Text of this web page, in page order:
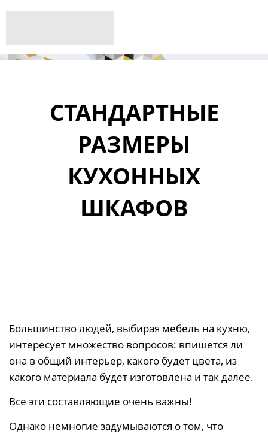
СТАНДАРТНЫЕ
РАЗМЕРЫ
КУХОННЫХ
ШКАФОВ
Большинство людей, выбирая мебель на кухню,
интересует множество вопросов: впишется ли
она в общий интерьер, какого будет цвета, из
какого материала будет изготовлена и так далее.
Все эти составляющие очень важны!
Однако немногие задумываются о том, что